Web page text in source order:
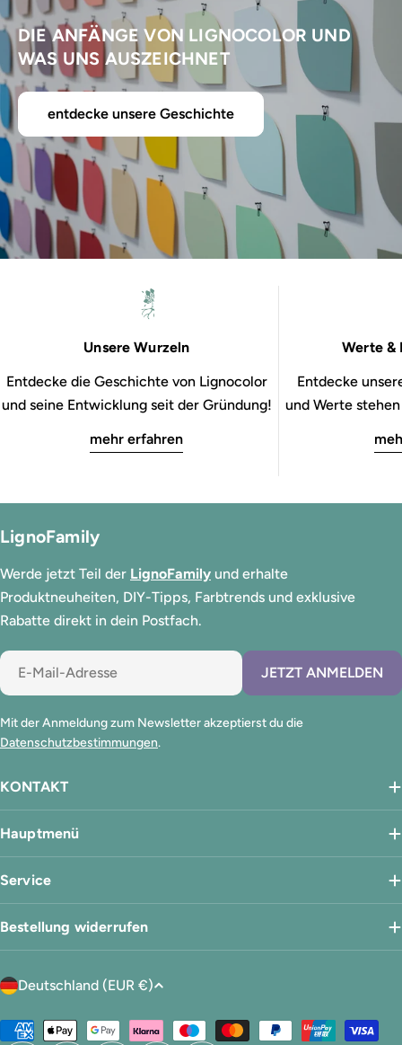
DIE ANFÄNGE VON LIGNOCOLOR UND
WAS UNS AUSZEICHNET
entdecke unsere Geschichte
Unsere Wurzeln
Entdecke die Geschichte von Lignocolor
und seine Entwicklung seit der Gründung!
mehr erfahren
Werte &
Entdecke
und Werte
KONTAKT
Hauptmenü
Service
LignoFamily
Werde jetzt Teil der LignoFamily und erhalte
Produktneuheiten, DIY-Tipps, Farbtrends und exklusive
Rabatte direkt in dein Postfach.
E-
Mail
JETZT ANMELDEN
Mit der Anmeldung zum Newsletter akzeptierst du die
Datenschutzbestimmungen.
Bestellung widerrufen
L
n
Deutschland (EUR €)
Zahlungsmethoden